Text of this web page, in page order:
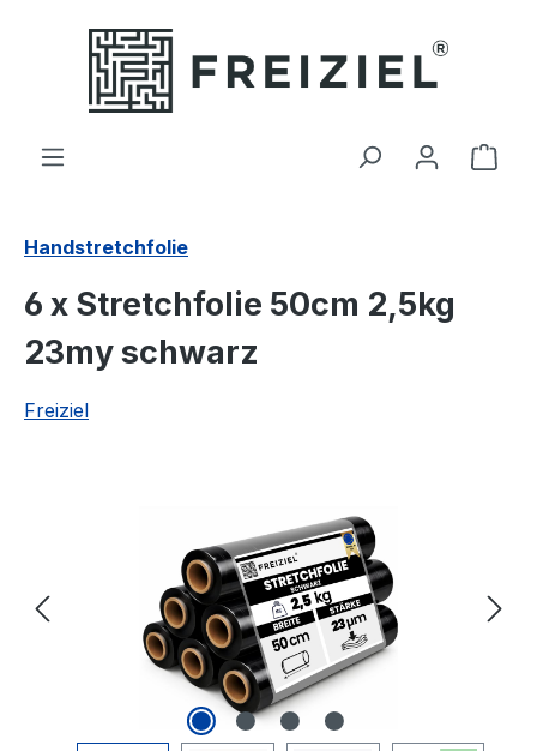
Zum Hauptinhalt springen
Handstretchfolie
6 x Stretchfolie 50cm 2,5kg
23my schwarz
Freiziel